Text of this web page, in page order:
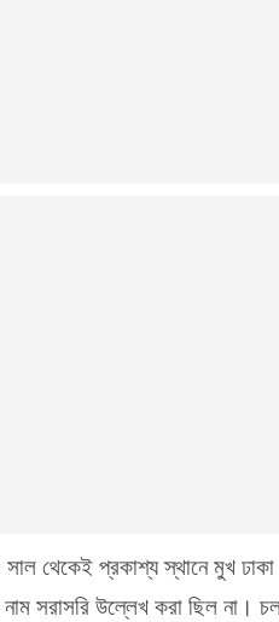
থেকেই প্রকাশ্য স্থানে মুখ
সরাসরি উল্লেখ করা ছিল না।